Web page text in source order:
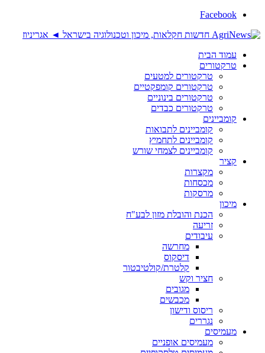
Facebook
עמוד הבית
טרקטורים
טרקטורים למטעים
טרקטורים קומפקטיים
טרקטורים בינוניים
טרקטורים כבדים
קומביינים
קומביינים לתבואות
קומביינים לתחמיץ
קומביינים לצמחי שורש
קציר
מקצרות
מכסחות
מרסקות
מיכון
הכנת והובלת מזון לבע"ח
זריעה
עיבודים
מחרשה
דיסקוס
קלטרת/קולטיבטור
חציר וקש
מגובים
מכבשים
ריסוס ודישון
נגררים
מעמיסים
מעמיסים אופניים